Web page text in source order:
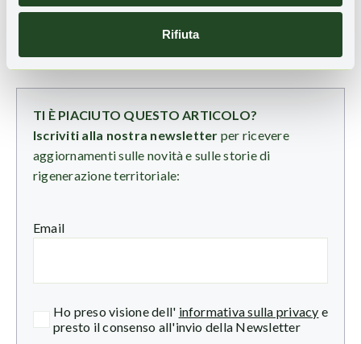
Rifiuta
TI È PIACIUTO QUESTO ARTICOLO?
Iscriviti alla nostra newsletter per ricevere
aggiornamenti sulle novità e sulle storie di
rigenerazione territoriale:
Email
Ho preso visione dell' informativa sulla privacy e
presto il consenso all'invio della Newsletter